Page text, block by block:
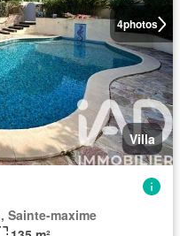
4photos
Villa
Sainte-maxime